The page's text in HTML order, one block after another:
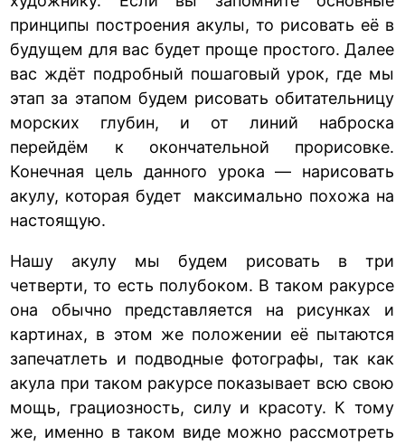
принципы построения акулы, то рисовать её в
будущем для вас будет проще простого. Далее
вас ждёт подробный пошаговый урок, где мы
этап за этапом будем рисовать обитательницу
морских глубин, и от линий наброска
перейдём к окончательной прорисовке.
Конечная цель данного урока — нарисовать
акулу, которая будет максимально похожа на
настоящую.
Нашу акулу мы будем рисовать в три
четверти, то есть полубоком. В таком ракурсе
она обычно представляется на рисунках и
картинах, в этом же положении её пытаются
запечатлеть и подводные фотографы, так как
акула при таком ракурсе показывает всю свою
мощь, грациозность, силу и красоту. К тому
же, именно в таком виде можно рассмотреть